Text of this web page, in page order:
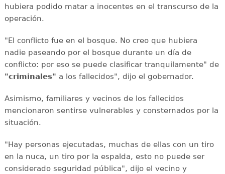
hubiera podido matar a inocentes en el transcurso de la
operación.
"El conflicto fue en el bosque. No creo que hubiera
nadie paseando por el bosque durante un día de
conflicto: por eso se puede clasificar tranquilamente" de
"criminales" a los fallecidos", dijo el gobernador.
Asimismo, familiares y vecinos de los fallecidos
mencionaron sentirse vulnerables y consternados por la
situación.
"Hay personas ejecutadas, muchas de ellas con un tiro
en la nuca, un tiro por la espalda, esto no puede ser
considerado seguridad pública", dijo el vecino y